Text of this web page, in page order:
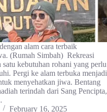
alam cara terbaik
(Rumah Simbah) Rekreasi
satu kebutuhan rohani yang perlu
Pergi ke alam terbuka menjadi
menyehatkan jiwa. Bentang
terindah dari Sang Pencipta,
February 16, 2025